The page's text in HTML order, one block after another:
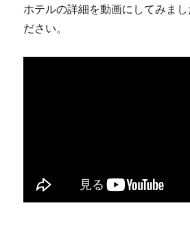
ホテルの詳細を動画にしてみまし
ださい。